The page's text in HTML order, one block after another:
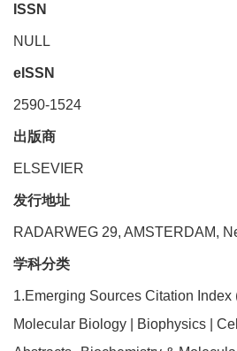
ISSN
NULL
eISSN
2590-1524
出版商
ELSEVIER
发行地址
RADARWEG 29, AMSTERDAM,
学科分类
1.Emerging Sources Citation
Molecular Biology | Biophysics |